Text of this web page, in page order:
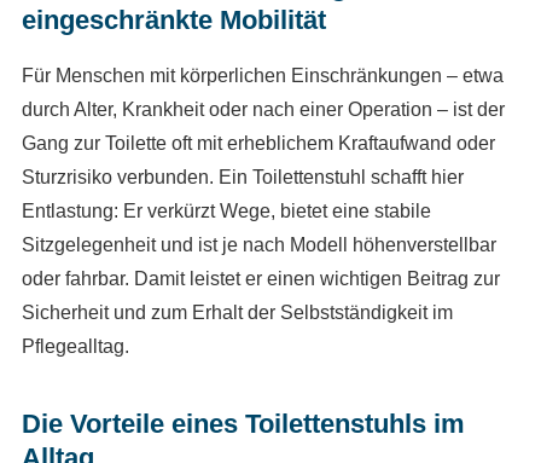
eingeschränkte Mobilität
Für Menschen mit körperlichen Einschränkungen – etwa
durch Alter, Krankheit oder nach einer Operation – ist der
Gang zur Toilette oft mit erheblichem Kraftaufwand oder
Sturzrisiko verbunden. Ein Toilettenstuhl schafft hier
Entlastung: Er verkürzt Wege, bietet eine stabile
Sitzgelegenheit und ist je nach Modell höhenverstellbar
oder fahrbar. Damit leistet er einen wichtigen Beitrag zur
Sicherheit und zum Erhalt der Selbstständigkeit im
Pflegealltag.
Die Vorteile eines Toilettenstuhls im